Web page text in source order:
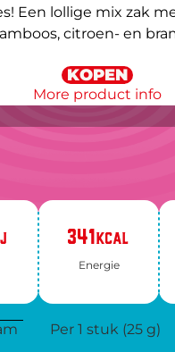
Een lollige mix zak
citroen- en
KOPEN
More product info
341KCAL
Ener­gie
Per 1 stuk (25 g)